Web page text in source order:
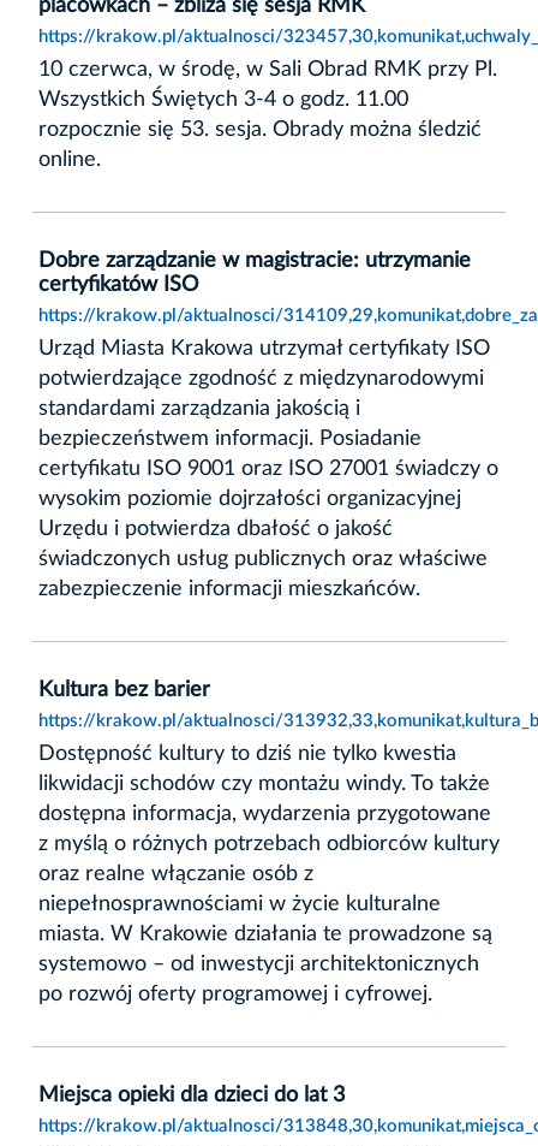
placówkach – zbliża się sesja RMK
https://krakow.pl/aktualnosci/
10 czerwca, w środę, w Sali Obrad RMK przy Pl.
Wszystkich Świętych 3-4 o godz. 11.00
rozpocznie się 53. sesja. Obrady można śledzić
online.
Dobre zarządzanie w magistracie: utrzymanie
certyfikatów ISO
https://krakow.pl/aktualnosci/
Urząd Miasta Krakowa utrzymał certyfikaty ISO
potwierdzające zgodność z międzynarodowymi
standardami zarządzania jakością i
bezpieczeństwem informacji. Posiadanie
certyfikatu ISO 9001 oraz ISO 27001 świadczy o
wysokim poziomie dojrzałości organizacyjnej
Urzędu i potwierdza dbałość o jakość
świadczonych usług publicznych oraz właściwe
zabezpieczenie informacji mieszkańców.
Kultura bez barier
https://krakow.pl/aktualnosci/
Dostępność kultury to dziś nie tylko kwestia
likwidacji schodów czy montażu windy. To także
dostępna informacja, wydarzenia przygotowane
z myślą o różnych potrzebach odbiorców kultury
oraz realne włączanie osób z
niepełnosprawnościami w życie kulturalne
miasta. W Krakowie działania te prowadzone są
systemowo – od inwestycji architektonicznych
po rozwój oferty programowej i cyfrowej.
Miejsca opieki dla dzieci do lat 3
https://krakow.pl/aktualnosci/